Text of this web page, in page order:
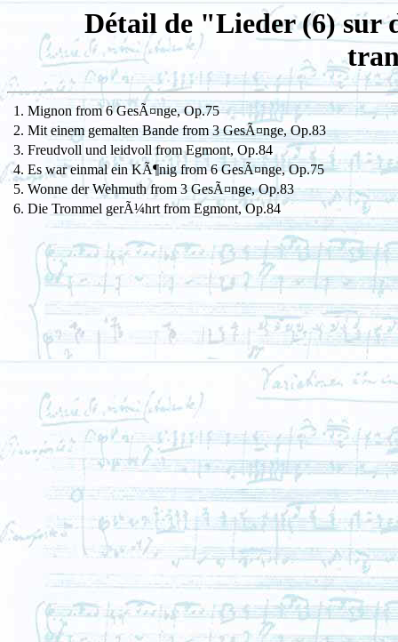
Détail de "Lieder (6) sur
1. Mignon from 6 GesÃ¤nge, Op.75
2. Mit einem gemalten Bande from 3 GesÃ¤nge, Op.83
3. Freudvoll und leidvoll from Egmont, Op.84
4. Es war einmal ein KÃ¶nig from 6 GesÃ¤nge, Op.75
5. Wonne der Wehmuth from 3 GesÃ¤nge, Op.83
6. Die Trommel gerÃ¼hrt from Egmont, Op.84